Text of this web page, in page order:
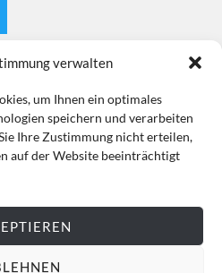
verwalten
um Ihnen ein optimales
speichern und verarbeiten
Ihre Zustimmung nicht erteilen,
auf der Website beeinträchtigt
Cookie-Richtlinie (EU) AGB